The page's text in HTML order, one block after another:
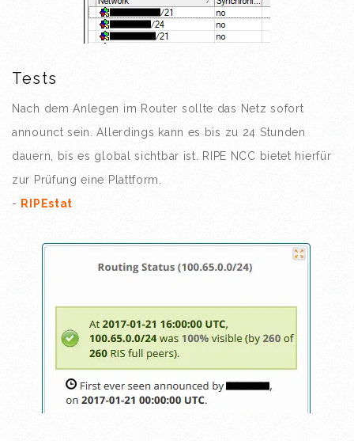
Tests
Nach dem Anlegen im Router sollte das Netz sofort
announct sein. Allerdings kann es bis zu 24 Stunden
dauern, bis es global sichtbar ist. RIPE NCC bietet hierfür
zur Prüfung eine Plattform.
- RIPEstat